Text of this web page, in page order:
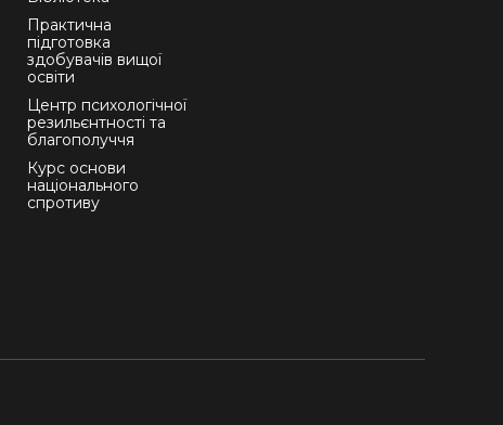
Практична
підготовка
здобувачів вищої
освіти
Центр психологічної
резильєнтності та
благополуччя
Курс основи
національного
спротиву